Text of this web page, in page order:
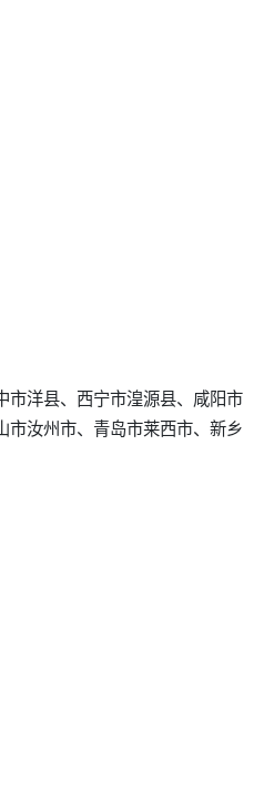
市洋县、西宁市湟源县、咸阳市
市汝州市、青岛市莱西市、新乡